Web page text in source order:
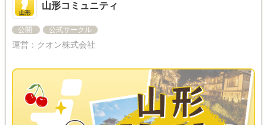
山形コミュニティ
公開 公式サークル
運営： クオン株式会社